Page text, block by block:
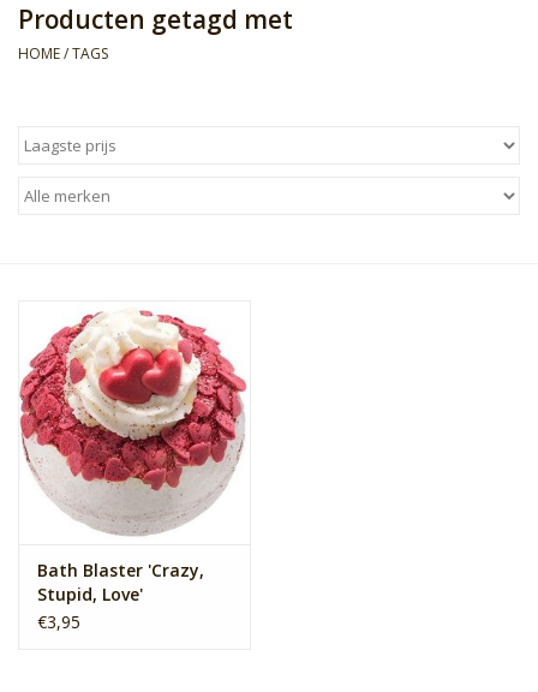
Kids Collection
Verpakking
Reviews
Women's Collection
Blogs
Contact
Producten getagd met
HOME/TAGS
Bath Blaster 'Crazy,
Stupid, Love'
€3,95